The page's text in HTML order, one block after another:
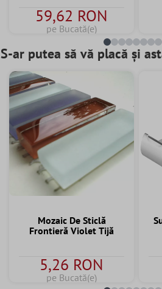
59,62 RON
pe Bucată(e)
S-ar putea să vă placă și
Mozaic De Sticlă
Frontieră Violet Tijă
5,26 RON
pe Bucată(e)